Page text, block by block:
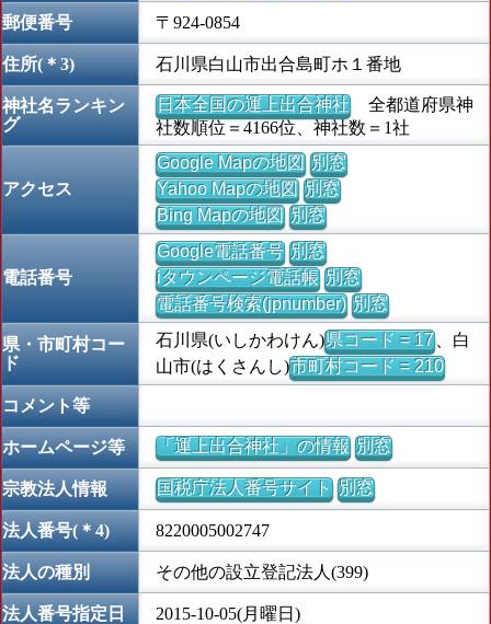
郵便番号 〒924-0854
住所(＊3) 石川県白山市出合島町ホ１番地
神社名ランキン
グ
日本全国の運上出合神社全都道府県神
社数順位＝4166位、神社数＝1社
アクセス
Google Mapの地図 別窓
Yahoo Mapの地図 別窓
Bing Mapの地図 別窓
電話番号
Google電話番号 別窓
iタウンページ電話帳 別窓
電話番号検索(jpnumber) 別窓
県・市町村コー
ド
石川県(いしかわけん)県コード = 17、白
山市(はくさんし)市町村コード = 210
コメント等
ホームページ等 「運上出合神社」の情報 別窓
宗教法人情報 国税庁法人番号サイト 別窓
法人番号(＊4) 8220005002747
法人の種別 その他の設立登記法人(399)
法人番号指定日 2015-10-05(月曜日)